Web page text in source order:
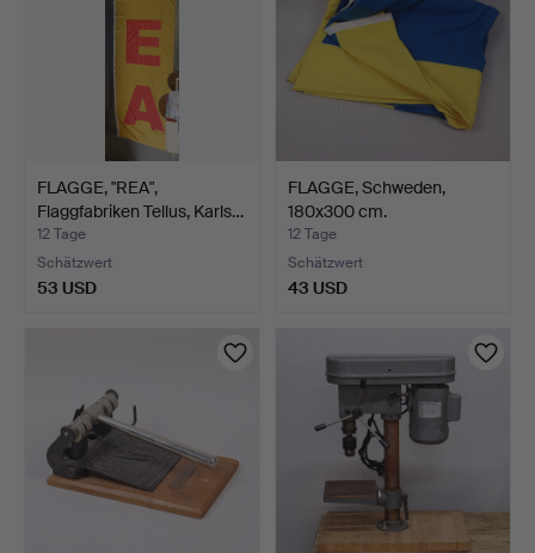
FLAGGE, "REA",
Flaggfabriken Tellus, Karls…
12 Tage
Schätzwert
53 USD
FLAGGE, Schweden,
180x300 cm.
12 Tage
Schätzwert
43 USD